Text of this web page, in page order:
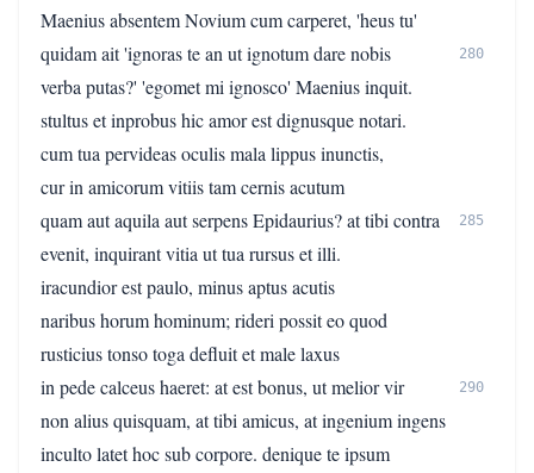
Maenius absentem Novium cum carperet, 'heus tu'
quidam ait 'ignoras te an ut ignotum dare nobis
280
verba putas?' 'egomet mi ignosco' Maenius inquit.
stultus et inprobus hic amor est dignusque notari.
cum tua pervideas oculis mala lippus inunctis,
cur in amicorum vitiis tam cernis acutum
quam aut aquila aut serpens Epidaurius? at tibi contra
285
evenit, inquirant vitia ut tua rursus et illi.
iracundior est paulo, minus aptus acutis
naribus horum hominum; rideri possit eo quod
rusticius tonso toga defluit et male laxus
in pede calceus haeret: at est bonus, ut melior vir
290
non alius quisquam, at tibi amicus, at ingenium ingens
inculto latet hoc sub corpore. denique te ipsum